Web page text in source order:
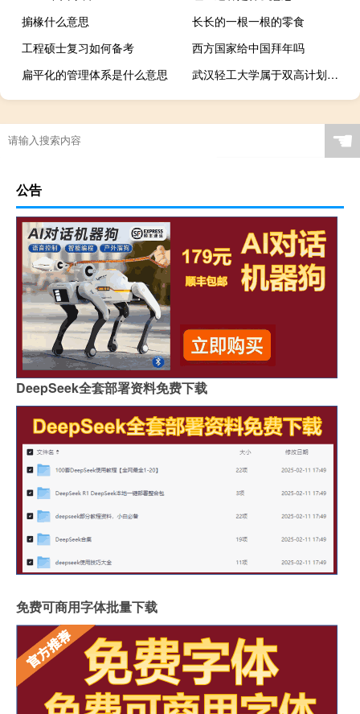
掮椽什么意思
长长的一根一根的零食
工程硕士复习如何备考
西方国家给中国拜年吗
扁平化的管理体系是什么意思
武汉轻工大学属于双高计划院校吗
☚
公告
DeepSeek全套部署资料免费下载
免费可商用字体批量下载